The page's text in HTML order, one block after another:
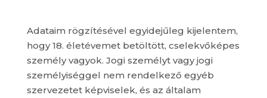
Adataim rögzítésével egyidejűleg kijelentem,
hogy 18. életévemet betöltött, cselekvőképes
személy vagyok. Jogi személyt vagy jogi
személyiséggel nem rendelkező egyéb
szervezetet képviselek, és az általam